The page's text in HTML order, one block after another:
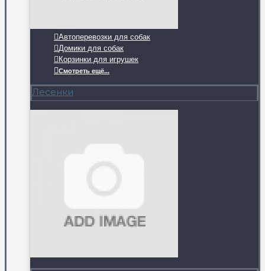
Автоперевозки для собак
Домики для собак
Корзинки для игрушек
Смотреть ещё...
Лесенки